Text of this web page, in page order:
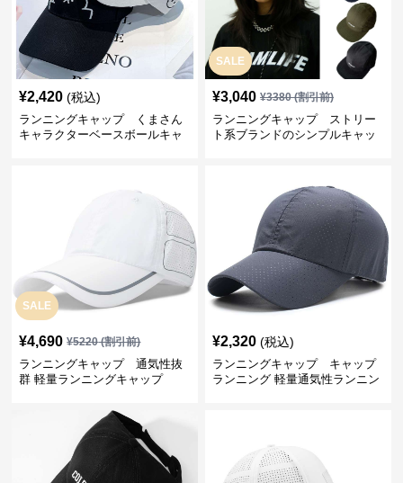
¥2,420 (税込)
ランニングキャップ くまさん
キャラクターベースボールキャ
SALE
¥3,040 ¥3380(割引前)
ランニングキャップ ストリー
ト系ブランドのシンプルキャッ
SALE
¥4,690 ¥5220(割引前)
ランニングキャップ 通気性抜
群 軽量ランニングキャップ
¥2,320 (税込)
ランニングキャップ キャップ
ランニング 軽量通気性ランニン